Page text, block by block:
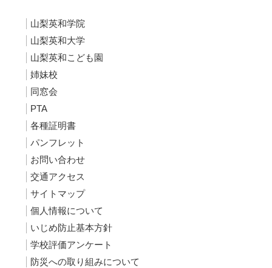
山梨英和学院
山梨英和大学
山梨英和こども園
姉妹校
同窓会
PTA
各種証明書
パンフレット
お問い合わせ
交通アクセス
サイトマップ
個人情報について
いじめ防止基本方針
学校評価アンケート
防災への取り組みについて